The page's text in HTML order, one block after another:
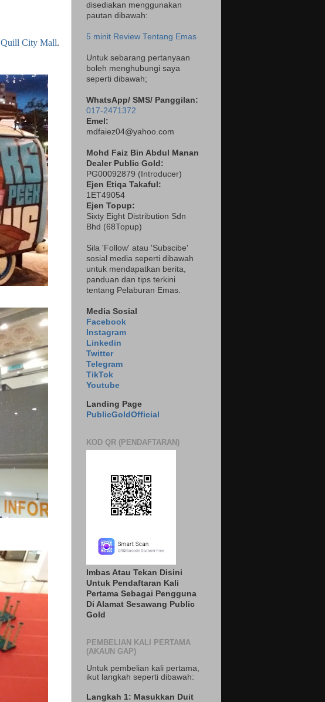
Quill City Mall.
disediakan menggunakan
pautan dibawah:
5 minit Review Tentang Emas
Untuk sebarang pertanyaan
boleh menghubungi saya
seperti dibawah;
WhatsApp/ SMS/ Panggilan:
017-2471372
Emel:
mdfaiez04@yahoo.com
Mohd Faiz Bin Abdul Manan
Dealer Public Gold:
PG00092879 ( Introducer)
Ejen Etiqa Takaful:
1ET49054
Ejen Topup:
Sixty Eight Distribution Sdn
Bhd (68Topup)
Sila 'Follow' atau 'Subscibe'
sosial media seperti dibawah
untuk mendapatkan berita,
panduan dan tips terkini
tentang Pelaburan Emas.
Media Sosial
Facebook
Instagram
Linkedin
Twitter
Telegram
TikTok
Youtube
Landing Page
PublicGoldOfficial
KOD QR (PENDAFTARAN)
Imbas Atau Tekan Disini
Untuk Pendaftaran Kali
Pertama Sebagai Pengguna
Di Alamat Sesawang Public
Gold
PEMBELIAN KALI PERTAMA
(AKAUN GAP)
Untuk pembelian kali pertama,
ikut langkah seperti dibawah:
Langkah 1: Masukkan Duit